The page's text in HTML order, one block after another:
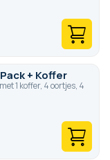
+ Koffer
1 koffer, 4 oortjes, 4